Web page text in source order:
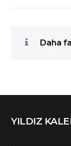
Daha
YILDIZ